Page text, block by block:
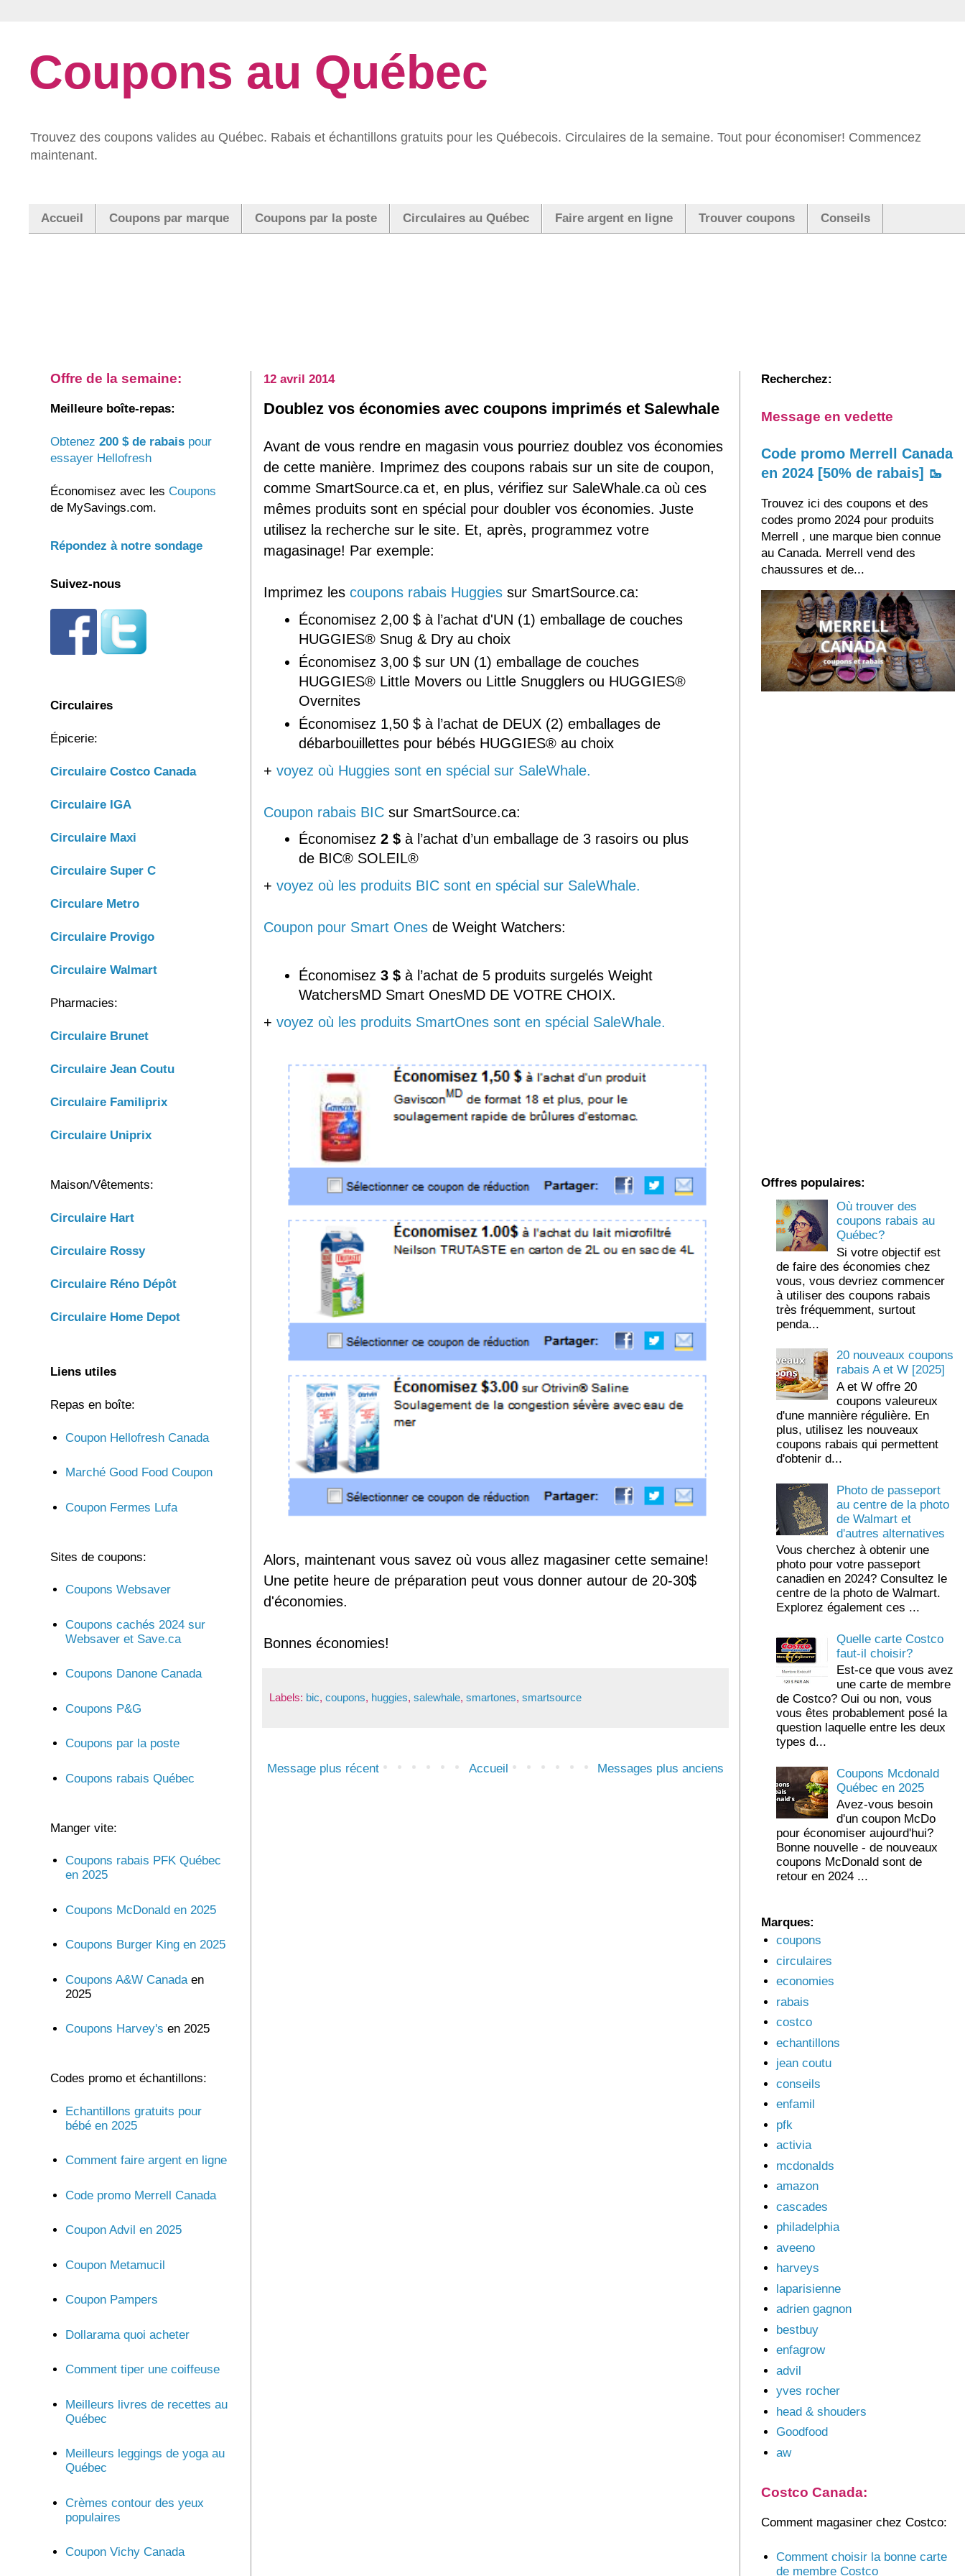
Coupons au Québec
Trouvez des coupons valides au Québec. Rabais et échantillons gratuits pour les Québecois. Circulaires de la semaine. Tout pour économiser! Commencez
maintenant.
Accueil Coupons par marque Coupons par la poste Circulaires au Québec Faire argent en ligne Trouver coupons Conseils
12 avril 2014
Doublez vos économies avec coupons imprimés et Salewhale
Avant de vous rendre en magasin vous pourriez doublez vos économies
de cette manière. Imprimez des coupons rabais sur un site de coupon,
comme SmartSource.ca et, en plus, vérifiez sur SaleWhale.ca où ces
mêmes produits sont en spécial pour doubler vos économies. Juste
utilisez la recherche sur le site. Et, après, programmez votre
magasinage! Par exemple:
Imprimez les coupons rabais Huggies sur SmartSource.ca:
Économisez 2,00 $ à l’achat d'UN (1) emballage de couches
HUGGIES® Snug & Dry au choix
Économisez 3,00 $ sur UN (1) emballage de couches
HUGGIES® Little Movers ou Little Snugglers ou HUGGIES®
Overnites
Économisez 1,50 $ à l’achat de DEUX (2) emballages de
débarbouillettes pour bébés HUGGIES® au choix
+ voyez où Huggies sont en spécial sur SaleWhale.
Coupon rabais BIC sur SmartSource.ca:
Économisez 2 $à l’achat d’un emballage de 3 rasoirs ou plus
de BIC® SOLEIL®
+ voyez où les produits BIC sont en spécial sur SaleWhale.
Coupon pour Smart Ones de Weight Watchers:
Économisez 3 $à l’achat de 5 produits surgelés Weight
WatchersMD Smart OnesMD DE VOTRE CHOIX.
+ voyez où les produits SmartOnes sont en spécial SaleWhale.
Alors, maintenant vous savez où vous allez magasiner cette semaine!
Une petite heure de préparation peut vous donner autour de 20-30$
d'économies.
Bonnes économies!
Labels: bic, coupons, huggies, salewhale, smartones, smartsource
Message plus récent Messages plus anciens
Accueil
Offre de la semaine:
Meilleure boîte-repas:
Obtenez 200 $ de rabais pour
essayer Hellofresh
Économisez avec les Coupons
de MySavings.com.
Répondez à notre sondage
Suivez-nous
Circulaires
Épicerie:
Circulaire Costco Canada
Circulaire IGA
Circulaire Maxi
Circulaire Super C
Circulare Metro
Circulaire Provigo
Circulaire Walmart
Pharmacies:
Circulaire Brunet
Circulaire Jean Coutu
Circulaire Familiprix
Circulaire Uniprix
Maison/Vêtements:
Circulaire Hart
Circulaire Rossy
Circulaire Réno Dépôt
Circulaire Home Depot
Liens utiles
Repas en boîte:
Coupon Hellofresh Canada
Marché Good Food Coupon
Coupon Fermes Lufa
Sites de coupons:
Coupons Websaver
Coupons cachés 2024 sur
Websaver et Save.ca
Coupons Danone Canada
Coupons P&G
Coupons par la poste
Coupons rabais Québec
Manger vite:
Coupons rabais PFK Québec
en 2025
Coupons McDonald en 2025
Coupons Burger King en 2025
Coupons A&W Canada en
2025
Coupons Harvey's en 2025
Codes promo et échantillons:
Echantillons gratuits pour
bébé en 2025
Comment faire argent en ligne
Code promo Merrell Canada
Coupon Advil en 2025
Coupon Metamucil
Coupon Pampers
Dollarama quoi acheter
Comment tiper une coiffeuse
Meilleurs livres de recettes au
Québec
Meilleurs leggings de yoga au
Québec
Crèmes contour des yeux
populaires
Coupon Vichy Canada
Recherchez:
Message en vedette
Code promo Merrell Canada
en 2024 [50% de rabais] 🥾
Trouvez ici des coupons et des
codes promo 2024 pour produits
Merrell , une marque bien connue
au Canada. Merrell vend des
chaussures et de...
Offres populaires:
Où trouver des
coupons rabais au
Québec?
Si votre objectif est
de faire des économies chez
vous, vous devriez commencer
à utiliser des coupons rabais
très fréquemment, surtout
penda...
20 nouveaux coupons
rabais A et W [2025]
A et W offre 20
coupons valeureux
d'une mannière régulière. En
plus, utilisez les nouveaux
coupons rabais qui permettent
d'obtenir d...
Photo de passeport
au centre de la photo
de Walmart et
d'autres alternatives
Vous cherchez à obtenir une
photo pour votre passeport
canadien en 2024? Consultez le
centre de la photo de Walmart.
Explorez également ces ...
Quelle carte Costco
faut-il choisir?
Est-ce que vous avez
une carte de membre
de Costco? Oui ou non, vous
vous êtes probablement posé la
question laquelle entre les deux
types d...
Coupons Mcdonald
Québec en 2025
Avez-vous besoin
d'un coupon McDo
pour économiser aujourd'hui?
Bonne nouvelle - de nouveaux
coupons McDonald sont de
retour en 2024 ...
Marques:
coupons
circulaires
economies
rabais
costco
echantillons
jean coutu
conseils
enfamil
pfk
activia
mcdonalds
amazon
cascades
philadelphia
aveeno
harveys
laparisienne
adrien gagnon
bestbuy
enfagrow
advil
yves rocher
head & shouders
Goodfood
aw
Costco Canada:
Comment magasiner chez Costco:
Comment choisir la bonne carte
de membre Costco